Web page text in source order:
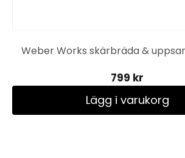
Weber Works skärbräda &
799 kr
Lägg i varukorg